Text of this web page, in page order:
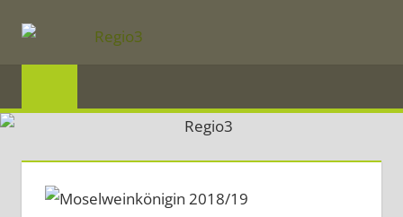
Inhalt
springen
Region